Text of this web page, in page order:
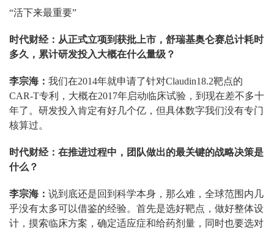
“活下来最重要”
时代财经：从正式立项到获批上市，舒瑞基奥仑赛总计耗时
多久，累计研发投入大概在什么量级？
李宗海： 我们在2014年就申请了针对Claudin18.2靶点的
CAR-T专利，大概在2017年启动临床试验，到现在差不多十
年了。研发投入肯定有好几个亿，但具体数字我们没有专门
核算过。
时代财经：在推进过程中，团队做出的最关键的战略决策是
什么？
李宗海： 说到底还是回到科学本身，那么难，全球范围内几
乎没有太多可以借鉴的经验。首先是选好靶点，做好整体设
计，摸索临床方案，确定适应症和给药剂量，同时也要选对